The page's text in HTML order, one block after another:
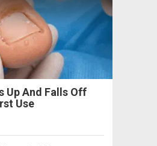
Up And Falls Off
Use